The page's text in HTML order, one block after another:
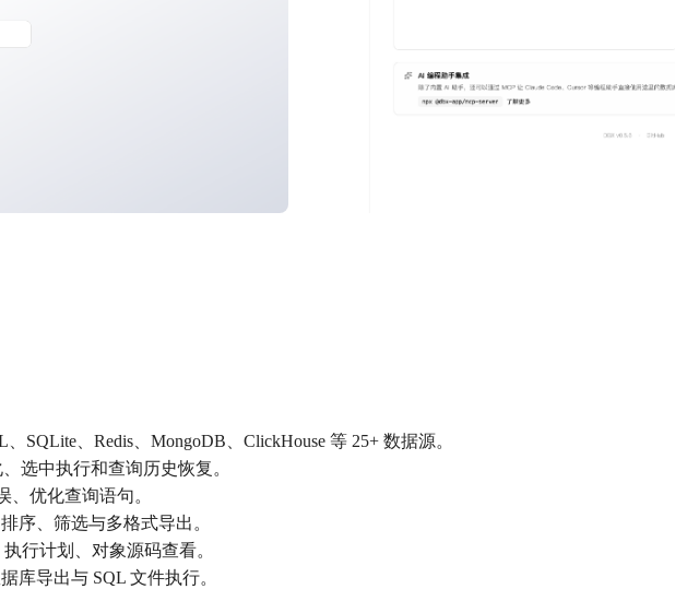
SQLite、Redis、MongoDB、ClickHouse 等 25+ 数据源。
选中执行和查询历史恢复。
优化查询语句。
序、筛选与多格式导出。
行计划、对象源码查看。
库导出与 SQL 文件执行。